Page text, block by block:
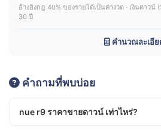
อ้างอิงกฎ 40% ของรายได้เป็นค่างวด · เงินดาวน์
30 ปี
คำนวณละเอีย
คำถามที่พบบ่อย
nue r9 ราคาขายดาวน์ เท่าไหร่?